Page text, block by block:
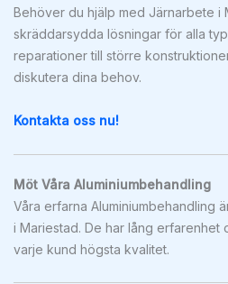
Behöver du hjälp med Järnarbete i
skräddarsydda lösningar för alla
reparationer till större
diskutera dina behov.
Kontakta oss nu!
Möt Våra Aluminiumbehandling
Våra erfarna Aluminiumbehandling
i Mariestad. De har lång erfarenhet
varje kund högsta kvalitet.